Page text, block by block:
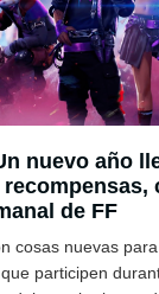
nuevo año
de FF
cosas nuevas
participen